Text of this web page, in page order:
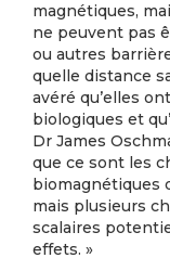
magnétiques,
ne peuvent pas
ou autres
quelle distance
avéré qu’elles
biologiques et
Dr James
que ce sont les
biomagnétiques
mais plusieurs
scalaires
effets. »